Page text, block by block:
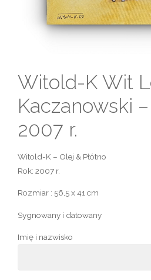
Witold-K Wit
Kaczanowski
2007 r.
Witold-K – Olej & Płótno
Rok: 2007 r.
Rozmiar : 56,5 x 41 cm
Sygnowany i datowany
Imię i nazwisko